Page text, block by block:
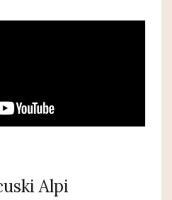
Alpi